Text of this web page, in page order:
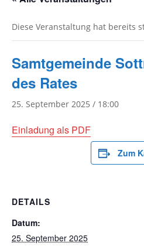
Diese Veranstaltung hat bereits
Samtgemeinde
des Rates
25. September 2025 / 18:00
Einladung als PDF
Zum
DETAILS
Datum:
25. September 2025